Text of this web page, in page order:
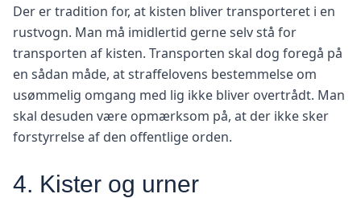
Der er tradition for, at kisten bliver transporteret i en
rustvogn. Man må imidlertid gerne selv stå for
transporten af kisten. Transporten skal dog foregå på
en sådan måde, at straffelovens bestemmelse om
usømmelig omgang med lig ikke bliver overtrådt. Man
skal desuden være opmærksom på, at der ikke sker
forstyrrelse af den offentlige orden.
4. Kister og urner